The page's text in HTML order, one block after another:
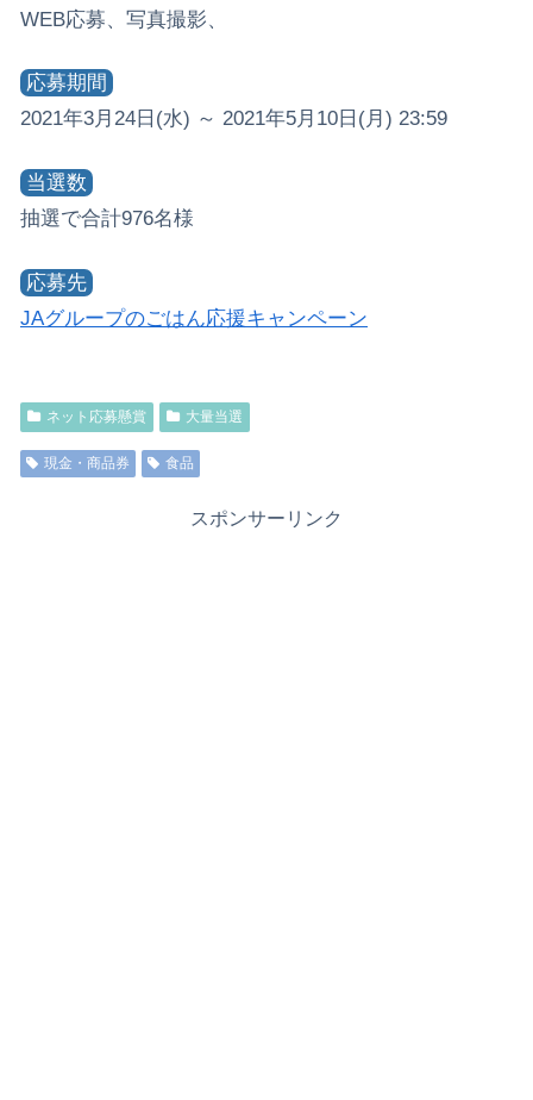
WEB応募、写真撮影、
応募期間
2021年3月24日(水) ～ 2021年5月10日(月) 23:59
当選数
抽選で合計976名様
応募先
JAグループのごはん応援キャンペーン
ネット応募懸賞 大量当選
現金・商品券 食品
スポンサーリンク